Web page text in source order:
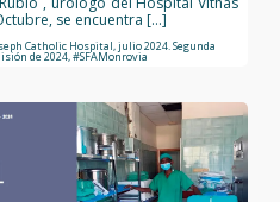
se encuentra […]
Catholic Hospital, julio 2024. Segunda
de 2024, #SFAMonrovia